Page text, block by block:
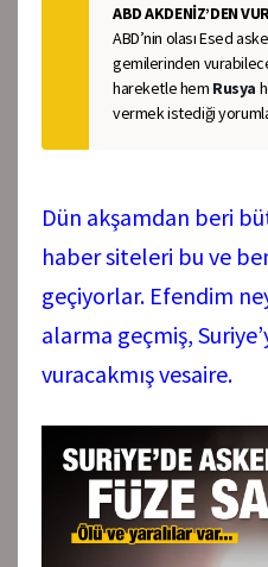
ABD AKDENİZ’DEN
ABD’nin olası Esed
gemilerinden
hareketle hem Rusya
vermek istediği
Dün akşamdan beri
haber siteleri bu ve
geçiyorlar. Efendim
alarma geçmiş,
vuracakmış vesaire.